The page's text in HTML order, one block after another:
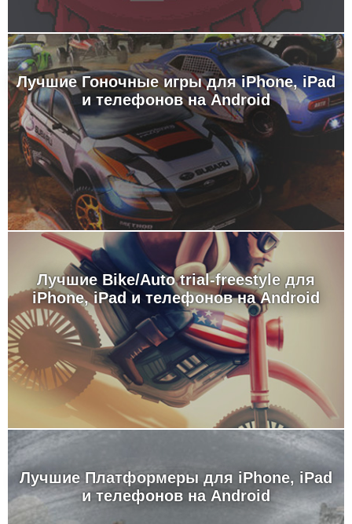
Лучшие Гоночные игры для iPhone, iPad
и телефонов на Android
Лучшие Bike/Auto trial-freestyle для
iPhone, iPad и телефонов на Android
Лучшие Платформеры для iPhone, iPad
и телефонов на Android